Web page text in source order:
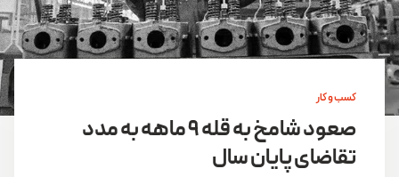
کسب و کار
صعود شامخ به قله 9 ماهه به مدد
تقاضای پایان سال